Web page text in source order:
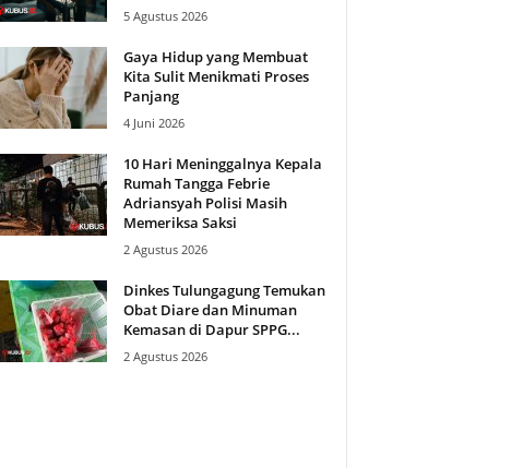
5 Agustus 2026
Gaya Hidup yang Membuat
Kita Sulit Menikmati Proses
Panjang
4 Juni 2026
10 Hari Meninggalnya Kepala
Rumah Tangga Febrie
Adriansyah Polisi Masih
Memeriksa Saksi
2 Agustus 2026
Dinkes Tulungagung Temukan
Obat Diare dan Minuman
Kemasan di Dapur SPPG...
2 Agustus 2026